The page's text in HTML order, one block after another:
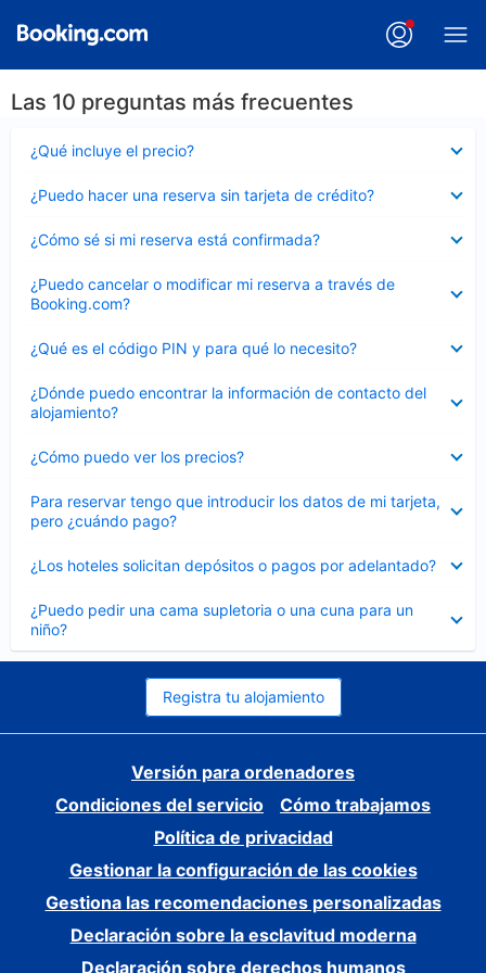
Las 10 preguntas más frecuentes
¿Qué incluye el precio?
cerrado
¿Puedo hacer una reserva sin tarjeta de crédito?
cerrado
¿Cómo sé si mi reserva está confirmada?
cerrado
¿Puedo cancelar o modificar mi reserva a través de
Booking.com?
cerrado
¿Qué es el código PIN y para qué lo necesito?
cerrado
¿Dónde puedo encontrar la información de contacto del
alojamiento?
cerrado
¿Cómo puedo ver los precios?
cerrado
Para reservar tengo que introducir los datos de mi tarjeta,
pero ¿cuándo pago?
cerrado
¿Los hoteles solicitan depósitos o pagos por adelantado?
cerrado
¿Puedo pedir una cama supletoria o una cuna para un
niño?
cerrado
Registra tu alojamiento
Versión para ordenadores
Condiciones del servicio
Cómo trabajamos
Política de privacidad
Gestionar la configuración de las cookies
Gestiona las recomendaciones personalizadas
Declaración sobre la esclavitud moderna
Declaración sobre derechos humanos